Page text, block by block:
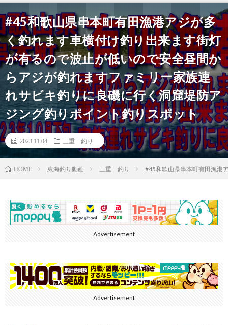
#45和歌山県串本町有田漁港アジが多
く釣れます車横付け釣り出来ます街灯
が有るので波止が低いので安全昼間か
らアジが釣れますファミリー家族連
れサビキ釣りに良磯に行く洞窟堤防ア
ジング釣りポイント釣りスポット
2023.11.04 三重 釣り
HOME 東海釣り動画 三重 釣り #45和歌山県串本町有田漁港
Advertisement
Advertisement